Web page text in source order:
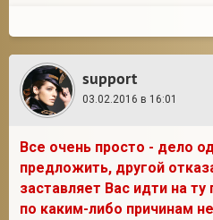
support
03.02.2016 в 16:01
Все очень просто - дело
предложить, другой
заставляет Вас идти на
по каким-либо причинам